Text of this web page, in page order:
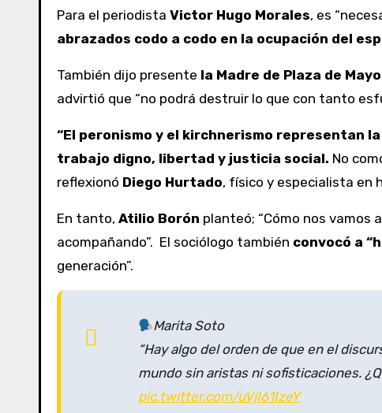
Para el periodista Victor Hugo Morales, es
abrazados codo a codo en la ocupación del
También dijo presente la Madre de Plaza de
advirtió que “no podrá destruir lo que con tanto
“El peronismo y el kirchnerismo representan
trabajo digno, libertad y justicia social. No
reflexionó Diego Hurtado, físico y especialista en
En tanto, Atilio Borón planteó; “Cómo nos vamos
acompañando”. El sociólogo también convocó a
generación”.
Marita Soto
“Hay algo del orden de que en el
mundo sin aristas ni sofisticaciones.
pic.twitter.com/uVjI61IzeY